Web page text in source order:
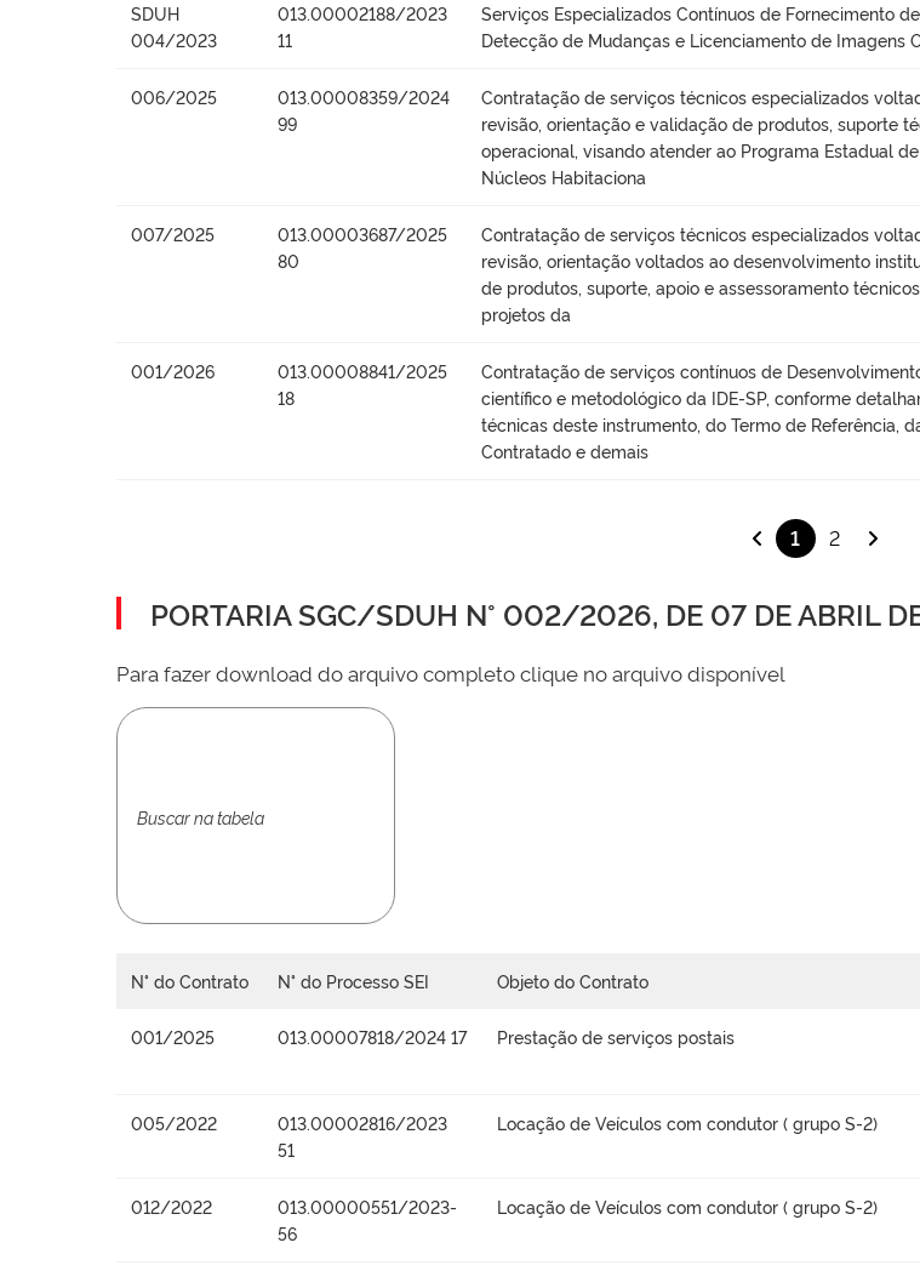
SDUH
004/2023
013.00002188/2023
11
Serviços Especializados Contínuos de Fornecimento
Detecção de Mudanças e Licenciamento de Imagens
006/2025
013.00008359/2024
99
Contratação de serviços técnicos especializados
revisão, orientação e validação de produtos, suporte
operacional, visando atender ao Programa Estadual
Núcleos Habitaciona
007/2025
013.00003687/2025
80
Contratação de serviços técnicos especializados
revisão, orientação voltados ao desenvolvimento
de produtos, suporte, apoio e assessoramento
projetos da
001/2026
013.00008841/2025
18
Contratação de serviços contínuos de
científico e metodológico da IDE-SP, conforme
técnicas deste instrumento, do Termo de Referência,
Contratado e demais
1 2
PORTARIA SGC/SDUH N° 002/2026, DE 07 DE ABRIL
Para fazer download do arquivo completo clique no arquivo disponível
N° do Contrato N° do Processo SEI Objeto do Contrato
001/2025 013.00007818/2024 17 Prestação de serviços postais
005/2022
013.00002816/2023
51
Locação de Veículos com condutor ( grupo S-2)
012/2022
013.00000551/2023-
56
Locação de Veículos com condutor ( grupo S-2)